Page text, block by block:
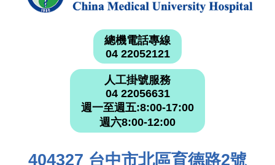
總機電話專線
04 22052121
人工掛號服務
04 22056631
週一至週五:8:00-17:00
週六8:00-12:00
404327 台中市北區育德路2號